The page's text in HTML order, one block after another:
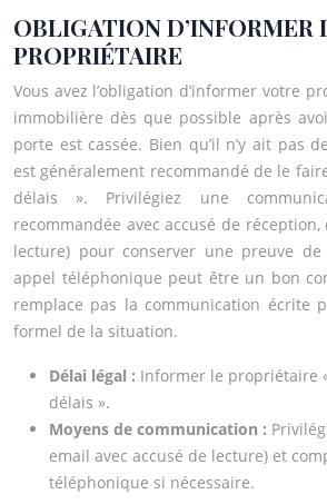
OBLIGATION D’INFORMER
PROPRIÉTAIRE
Vous avez l’obligation d’informer votre
immobilière dès que possible après
porte est cassée. Bien qu’il n’y ait pas
est généralement recommandé de le
délais ». Privilégiez une
recommandée avec accusé de réception,
lecture) pour conserver une preuve
appel téléphonique peut être un bon
remplace pas la communication écrite
formel de la situation.
Délai légal : Informer le propriétaire
délais ».
Moyens de communication :
email avec accusé de lecture) et
téléphonique si nécessaire.